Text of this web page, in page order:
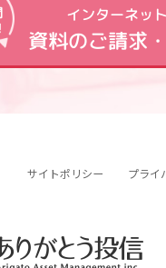
インターネッ
資料のご請求
サイトポリシー プライ